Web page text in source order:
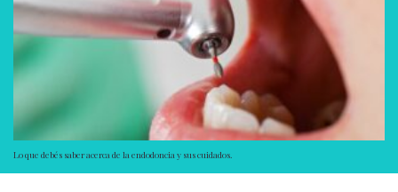
Lo que debés saber acerca de la endodoncia y sus cuidados.